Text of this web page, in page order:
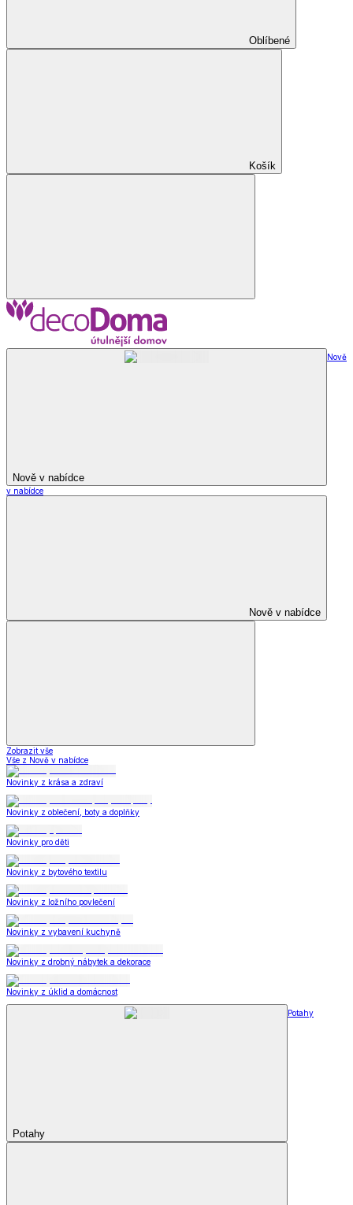
Oblíbené
Košík
Nově v nabídce
Nově
v nabídce
Nově v nabídce
Zobrazit vše
Vše z Nově v nabídce
Novinky z krása a zdraví
Novinky z oblečení, boty a doplňky
Novinky pro děti
Novinky z bytového textilu
Novinky z ložního povlečení
Novinky z vybavení kuchyně
Novinky z drobný nábytek a dekorace
Novinky z úklid a domácnost
Potahy
Potahy